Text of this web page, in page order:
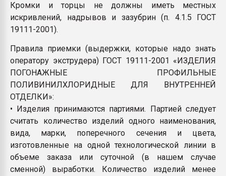
Кромки и торцы не должны иметь местных
искривлений, надрывов и зазубрин (п. 4.1.5 ГОСТ
19111-2001).
Правила приемки (выдержки, которые надо знать
оператору экструдера) ГОСТ 19111-2001 «ИЗДЕЛИЯ
ПОГОНАЖНЫЕ ПРОФИЛЬНЫЕ
ПОЛИВИНИЛХЛОРИДНЫЕ ДЛЯ ВНУТРЕННЕЙ
ОТДЕЛКИ»:
• Изделия принимаются партиями. Партией следует
считать количество изделий одного наименования,
вида, марки, поперечного сечения и цвета,
изготовленные на одной технологической линии в
объеме заказа или суточной (в нашем случае
сменной) выработки. Количество изделий менее